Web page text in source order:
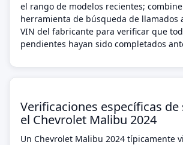
el rango de modelos recientes;
herramienta de búsqueda de llamados
VIN del fabricante para verificar que
pendientes hayan sido completados
Verificaciones específicas de
el Chevrolet Malibu 2024
Un Chevrolet Malibu 2024 típicamente